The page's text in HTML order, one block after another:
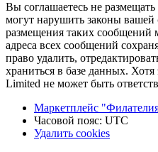
Вы соглашаетесь не
могут нарушить законы вашей
размещения таких сообщений
адреса всех сообщений
право удалить,
храниться в базе данных.
Limited не может быть
Маркетплейс
Часовой пояс: UTC
Удалить cookies